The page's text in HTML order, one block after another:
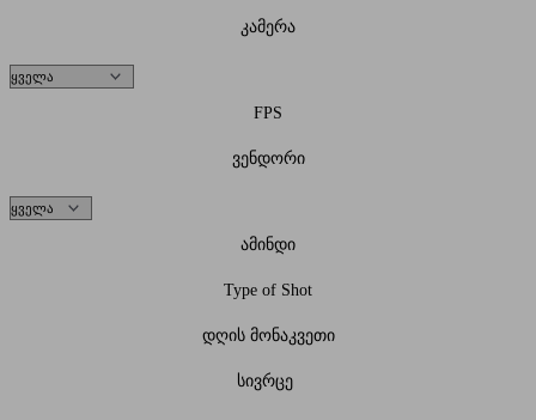
კამერა
FPS
ვენდორი
ამინდი
Type of Shot
დღის მონაკვეთი
სივრცე